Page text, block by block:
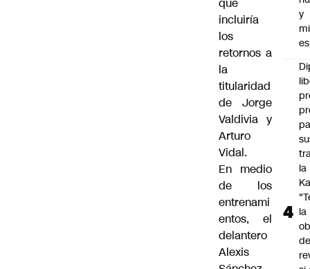
incluiría
los
retornos a
la
titularidad
de Jorge
Valdivia y
Arturo
Vidal.
En medio
de los
entrenami
entos, el
delantero
Alexis
y
la
la
de